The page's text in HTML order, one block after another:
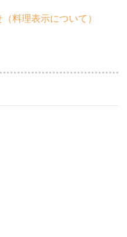
料理表示について）